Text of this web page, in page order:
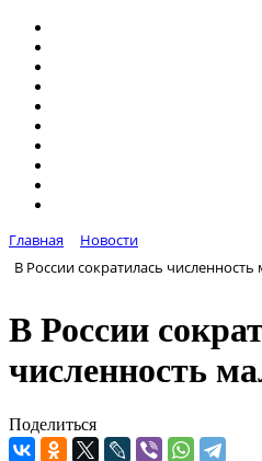
Главная
Новости
В России сократилась
В России
численность
Поделиться